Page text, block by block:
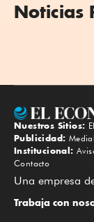
Noticias
Nuestros Sitios:
Publicidad:
Institucional:
Contacto
Una empresa
Trabaja con